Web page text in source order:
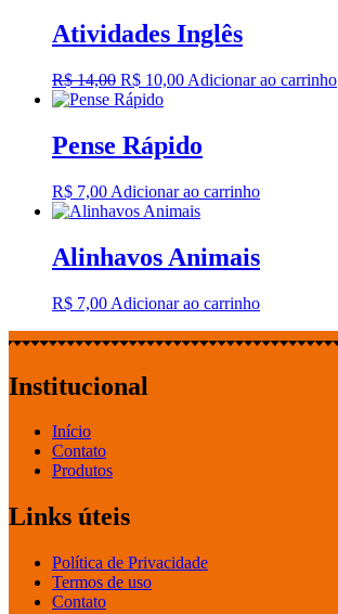
era:
R$ 10,00.
é:
R$ 5,00.
Atividades Inglês
R$14,00 O
preço
era:
R$ 14,00.
R$ 10,00O
é:
R$ 10,00.
Adicionar ao carrinho
Pense Rápido
R$ 7,00 Adicionar ao carrinho
Alinhavos Animais
R$ 7,00 Adicionar ao carrinho
Institucional
Início
Contato
Produtos
Links úteis
Política de Privacidade
Termos de uso
Contato